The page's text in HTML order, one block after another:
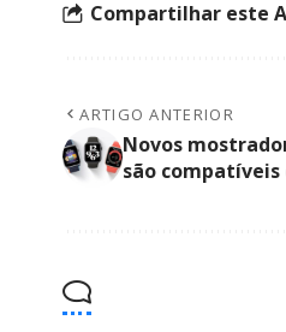
Compartilhar este
ARTIGO ANTERIOR
Novos
são compatíveis